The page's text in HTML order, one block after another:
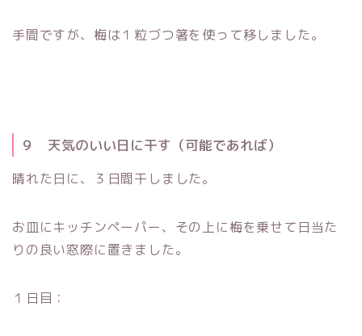
手間ですが、梅は１粒づつ箸を使って移しました。
９ 天気のいい日に干す（可能であれば）
晴れた日に、３日間干しました。
お皿にキッチンペーパー、その上に梅を乗せて日当た
りの良い窓際に置きました。
１日目：